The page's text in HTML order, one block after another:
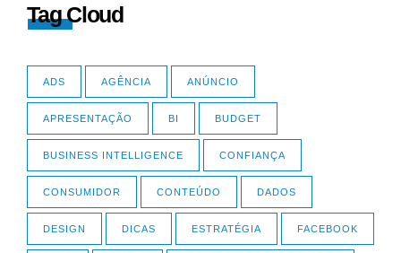
Tag Cloud
ADS AGÊNCIA ANÚNCIO
APRESENTAÇÃO BI BUDGET
BUSINESS INTELLIGENCE CONFIANÇA
CONSUMIDOR CONTEÚDO DADOS
DESIGN DICAS ESTRATÉGIA FACEBOOK